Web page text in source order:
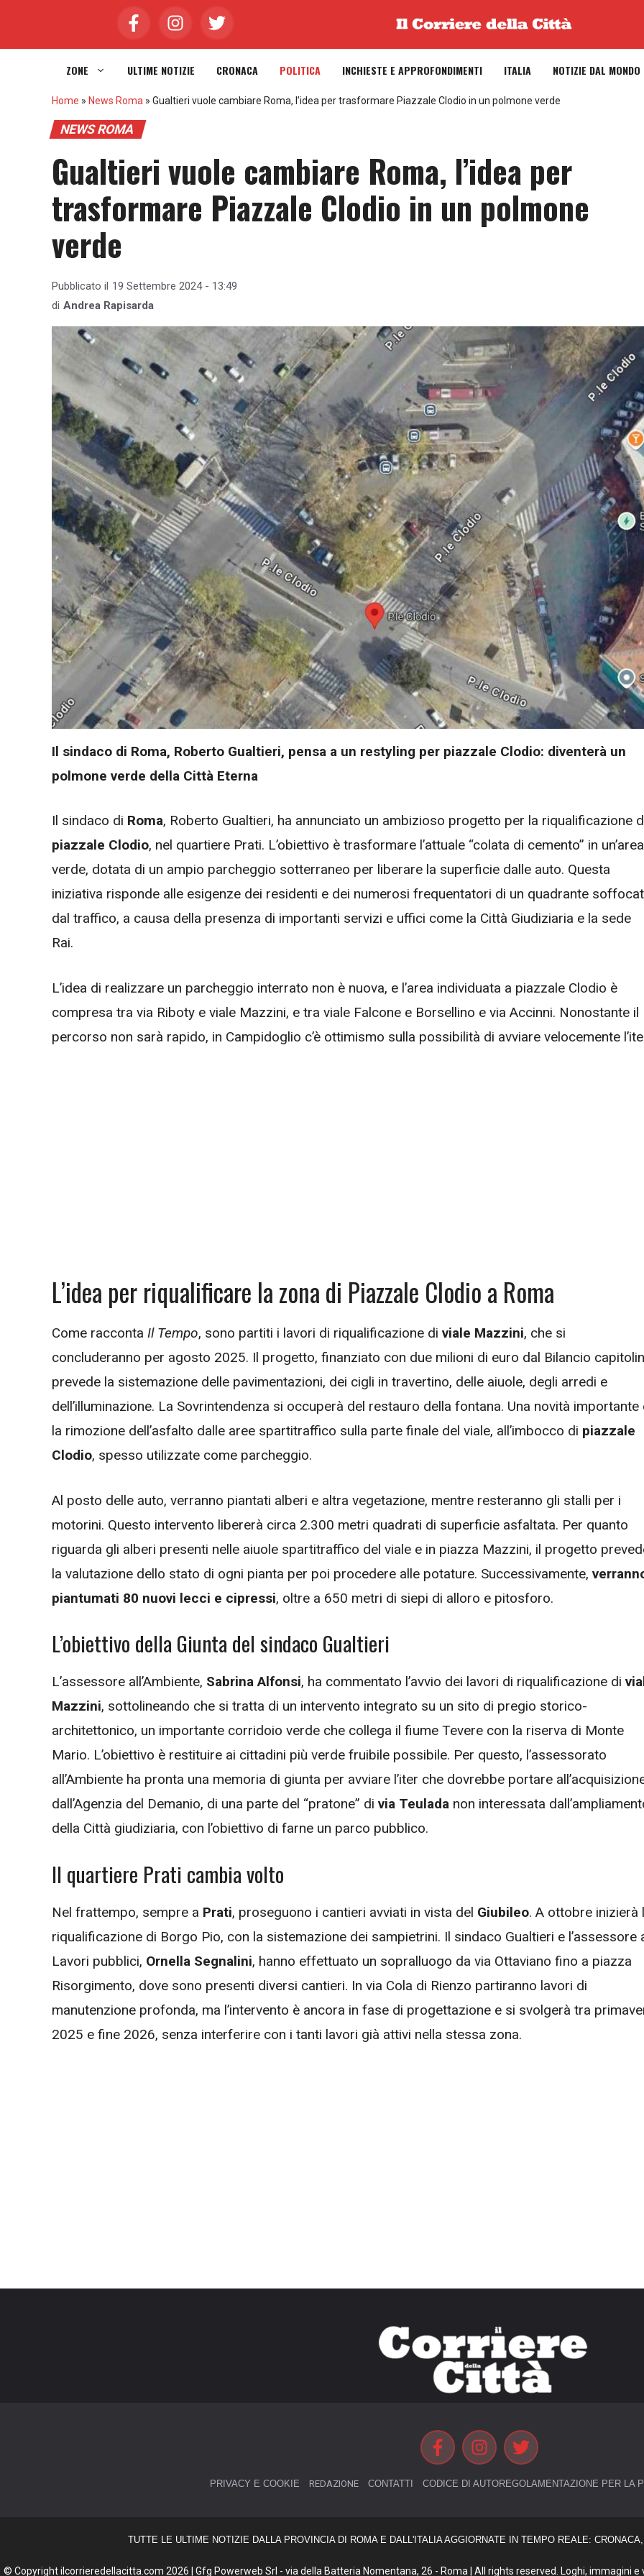
ZONE ULTIME NOTIZIE CRONACA POLITICA INCHIESTE E APPROFONDIMENTI ITALIA NOTIZIE DAL MONDO
Home » News Roma » Gualtieri vuole cambiare Roma, l’idea per trasformare Piazzale Clodio in un polmone verde
NEWS ROMA
Gualtieri vuole cambiare Roma, l’idea per
trasformare Piazzale Clodio in un polmone
verde
Pubblicato il 19 Settembre 2024 - 13:49
di Andrea Rapisarda
Il sindaco di Roma, Roberto Gualtieri, pensa a un restyling per piazzale Clodio: diventerà un
polmone verde della Città Eterna
Il sindaco di Roma, Roberto Gualtieri, ha annunciato un ambizioso progetto per la riqualificazione
piazzale Clodio, nel quartiere Prati. L’obiettivo è trasformare l’attuale “colata di cemento” in un’area
verde, dotata di un ampio parcheggio sotterraneo per liberare la superficie dalle auto. Questa
iniziativa risponde alle esigenze dei residenti e dei numerosi frequentatori di un quadrante
dal traffico, a causa della presenza di importanti servizi e uffici come la Città Giudiziaria e la sede
Rai.
L’idea di realizzare un parcheggio interrato non è nuova, e l’area individuata a piazzale Clodio è
compresa tra via Riboty e viale Mazzini, e tra viale Falcone e Borsellino e via Accinni. Nonostante il
percorso non sarà rapido, in Campidoglio c’è ottimismo sulla possibilità di avviare velocemente
L’idea per riqualificare la zona di Piazzale Clodio a Roma
Come racconta Il Tempo, sono partiti i lavori di riqualificazione di viale Mazzini, che si
concluderanno per agosto 2025. Il progetto, finanziato con due milioni di euro dal Bilancio
prevede la sistemazione delle pavimentazioni, dei cigli in travertino, delle aiuole, degli arredi e
dell’illuminazione. La Sovrintendenza si occuperà del restauro della fontana. Una novità importante
la rimozione dell’asfalto dalle aree spartitraffico sulla parte finale del viale, all’imbocco di piazzale
Clodio, spesso utilizzate come parcheggio.
Al posto delle auto, verranno piantati alberi e altra vegetazione, mentre resteranno gli stalli per i
motorini. Questo intervento libererà circa 2.300 metri quadrati di superficie asfaltata. Per quanto
riguarda gli alberi presenti nelle aiuole spartitraffico del viale e in piazza Mazzini, il progetto
la valutazione dello stato di ogni pianta per poi procedere alle potature. Successivamente,
piantumati 80 nuovi lecci e cipressi, oltre a 650 metri di siepi di alloro e pitosforo.
L’obiettivo della Giunta del sindaco Gualtieri
L’assessore all’Ambiente, Sabrina Alfonsi, ha commentato l’avvio dei lavori di riqualificazione di
Mazzini, sottolineando che si tratta di un intervento integrato su un sito di pregio storico-
architettonico, un importante corridoio verde che collega il fiume Tevere con la riserva di Monte
Mario. L’obiettivo è restituire ai cittadini più verde fruibile possibile. Per questo, l’assessorato
all’Ambiente ha pronta una memoria di giunta per avviare l’iter che dovrebbe portare
dall’Agenzia del Demanio, di una parte del “pratone” di via Teulada non interessata
della Città giudiziaria, con l’obiettivo di farne un parco pubblico.
Il quartiere Prati cambia volto
Nel frattempo, sempre a Prati, proseguono i cantieri avviati in vista del Giubileo. A ottobre inizierà
riqualificazione di Borgo Pio, con la sistemazione dei sampietrini. Il sindaco Gualtieri e l’assessore
Lavori pubblici, Ornella Segnalini, hanno effettuato un sopralluogo da via Ottaviano fino a piazza
Risorgimento, dove sono presenti diversi cantieri. In via Cola di Rienzo partiranno lavori di
manutenzione profonda, ma l’intervento è ancora in fase di progettazione e si svolgerà tra
2025 e fine 2026, senza interferire con i tanti lavori già attivi nella stessa zona.
PRIVACY E COOKIE REDAZIONE CONTATTI CODICE DI AUTOREGOLAMENTAZIONE PER LA
TUTTE LE ULTIME NOTIZIE DALLA PROVINCIA DI ROMA E DALL'ITALIA AGGIORNATE IN TEMPO REALE:
© Copyright ilcorrieredellacitta.com 2026 | Gfg Powerweb Srl - via della Batteria Nomentana, 26 - Roma | All rights reserved. Loghi, immagini